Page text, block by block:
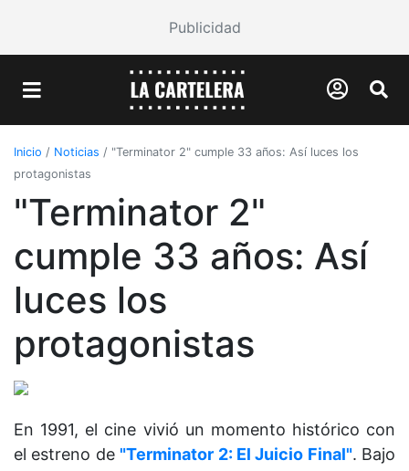
Publicidad
Inicio / Noticias / "Terminator 2" cumple 33 años: Así luces los
protagonistas
"Terminator 2"
cumple 33 años: Así
luces los
protagonistas
En 1991, el cine vivió un momento histórico con
el estreno de"Terminator 2: El Juicio Final". Bajo